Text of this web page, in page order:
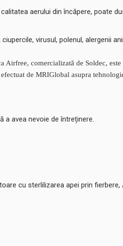
aerului din încăpere, poate
virusul, polenul, alergenii
Airfree, comercializată de Soldec,
de MRIGlobal asupra
avea nevoie de întreținere.
cu sterlilizarea apei prin